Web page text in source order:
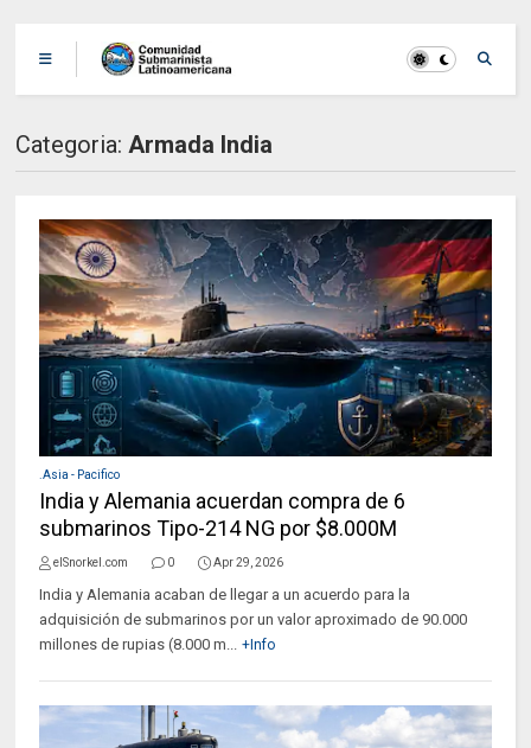
Categoria:Armada India
.Asia - Pacifico
India y Alemania acuerdan compra de 6
submarinos Tipo-214 NG por $8.000M
elSnorkel.com 0 Apr 29, 2026
India y Alemania acaban de llegar a un acuerdo para la
adquisición de submarinos por un valor aproximado de 90.000
millones de rupias (8.000 m... +Info